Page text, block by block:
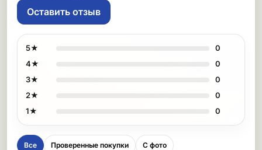
Оставить отзыв
5★
0
4★
0
3★
0
2★
0
1★
0
Все Проверенные покупки С фото